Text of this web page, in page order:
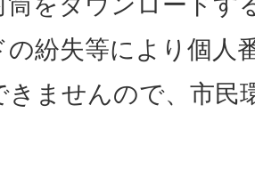
の紛失等により個人
きませんので、市民